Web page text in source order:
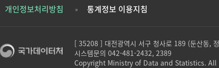
개인정보처리방침 통계정보 이용지침
[ 35208 ] 대전광역시 서구 청사로 189 (둔산동,
시스템문의 042-481-2432, 2389
Copyright Ministry of Data and Statistics.